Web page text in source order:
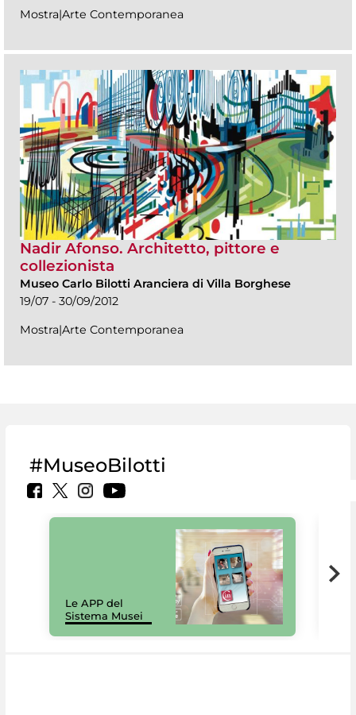
Mostra|Arte Contemporanea
Nadir Afonso. Architetto, pittore e
collezionista
Museo Carlo Bilotti Aranciera di Villa Borghese
19/07 - 30/09/2012
Mostra|Arte Contemporanea
#MuseoBilotti
Le APP del
Sistema Musei